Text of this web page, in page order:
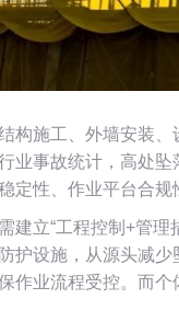
构施工、外墙安装
业事故统计，高处
定性、作业平台合规
建立“工程控制+管
护设施，从源头减
作业流程受控。而